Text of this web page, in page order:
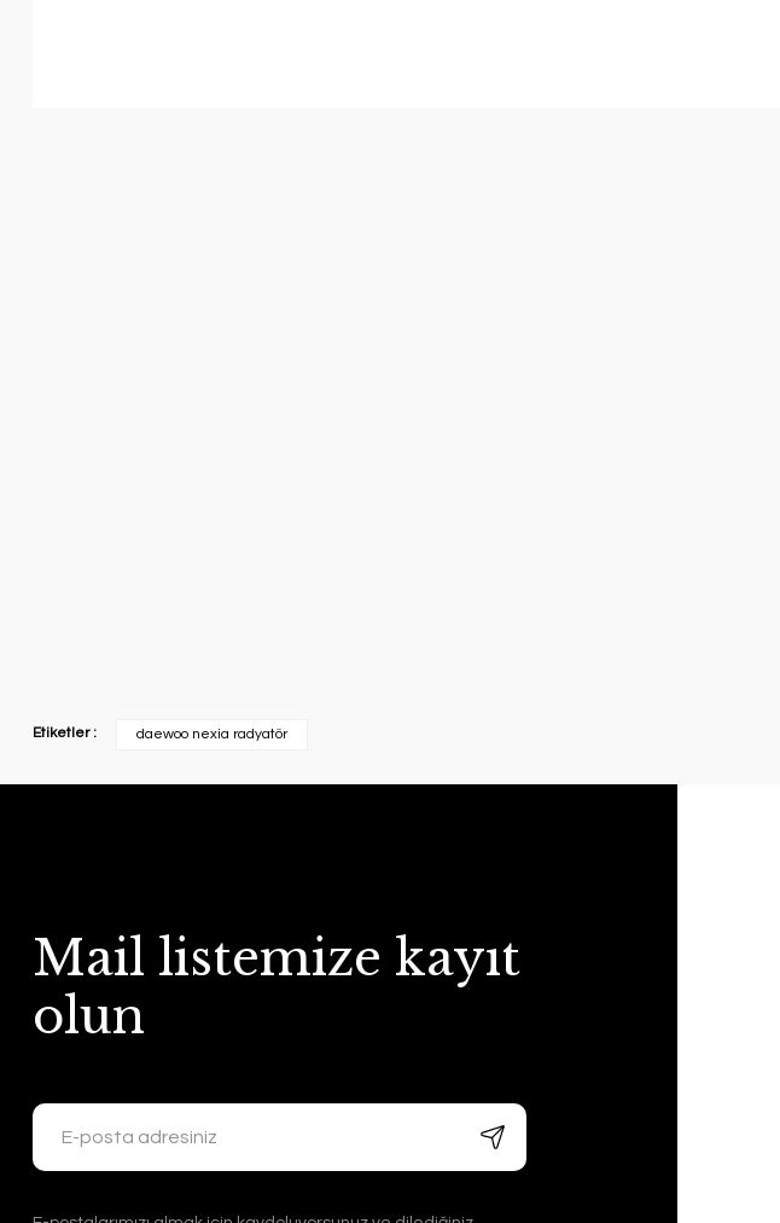
Etiketler : daewoo nexia radyatör
Mail listemize kayıt
olun